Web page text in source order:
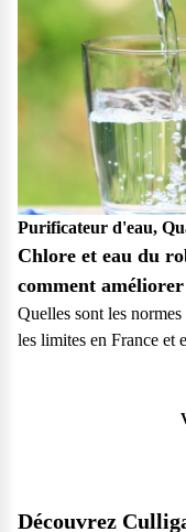
Purificateur d'eau,
Chlore et eau du
comment
Quelles sont les
les limites en France et
Découvrez